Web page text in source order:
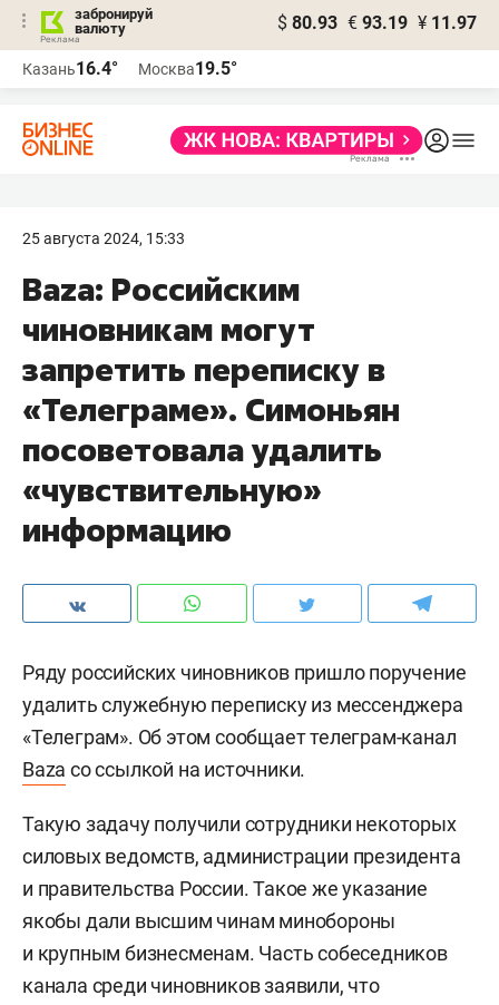
забронируй
валюту
$ 80.93 € 93.19 ¥ 11.97
Казань16.4° Москва19.5°
25 августа 2024, 15:33
Baza: Российским
чиновникам могут
запретить переписку в
«Телеграме». Симоньян
посоветовала удалить
«чувствительную»
информацию
Ряду российских чиновников пришло поручение
удалить служебную переписку из мессенджера
«Телеграм». Об этом сообщает телеграм-канал
Baza со ссылкой на источники.
Такую задачу получили сотрудники некоторых
силовых ведомств, администрации президента
и правительства России. Такое же указание
якобы дали высшим чинам минобороны
и крупным бизнесменам. Часть собеседников
канала среди чиновников заявили, что